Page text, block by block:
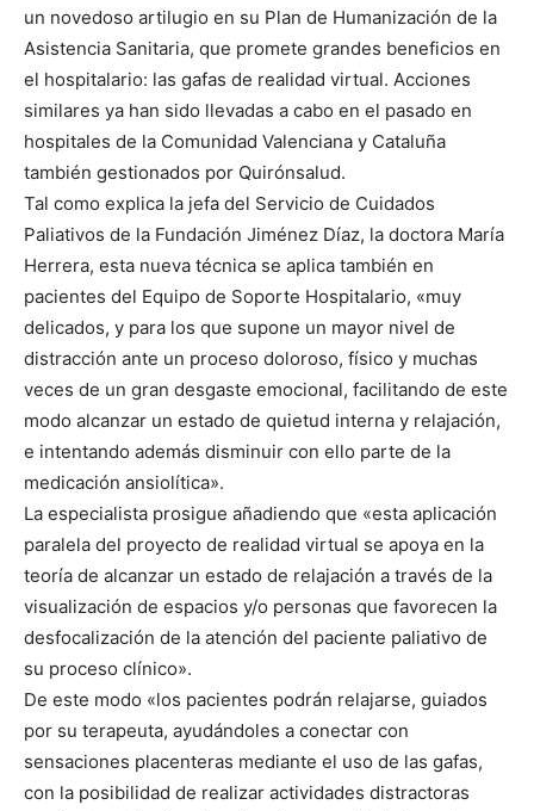
un novedoso artilugio en su Plan de Humanización de la
Asistencia Sanitaria, que promete grandes beneficios en
el hospitalario: las gafas de realidad virtual. Acciones
similares ya han sido llevadas a cabo en el pasado en
hospitales de la Comunidad Valenciana y Cataluña
también gestionados por Quirónsalud.
Tal como explica la jefa del Servicio de Cuidados
Paliativos de la Fundación Jiménez Díaz, la doctora María
Herrera, esta nueva técnica se aplica también en
pacientes del Equipo de Soporte Hospitalario, «muy
delicados, y para los que supone un mayor nivel de
distracción ante un proceso doloroso, físico y muchas
veces de un gran desgaste emocional, facilitando de este
modo alcanzar un estado de quietud interna y relajación,
e intentando además disminuir con ello parte de la
medicación ansiolítica».
La especialista prosigue añadiendo que «esta aplicación
paralela del proyecto de realidad virtual se apoya en la
teoría de alcanzar un estado de relajación a través de la
visualización de espacios y/o personas que favorecen la
desfocalización de la atención del paciente paliativo de
su proceso clínico».
De este modo «los pacientes podrán relajarse, guiados
por su terapeuta, ayudándoles a conectar con
sensaciones placenteras mediante el uso de las gafas,
con la posibilidad de realizar actividades distractoras